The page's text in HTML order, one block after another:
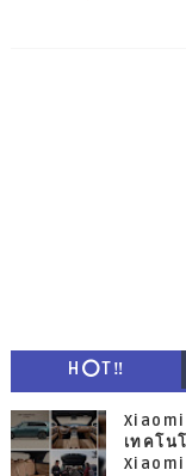
H⭕T‼
เทคโน